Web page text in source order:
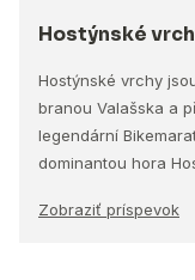
Hostýnské
Hostýnské vrchy
branou Valašska a
legendární
dominantou hora
Zobraziť príspevok